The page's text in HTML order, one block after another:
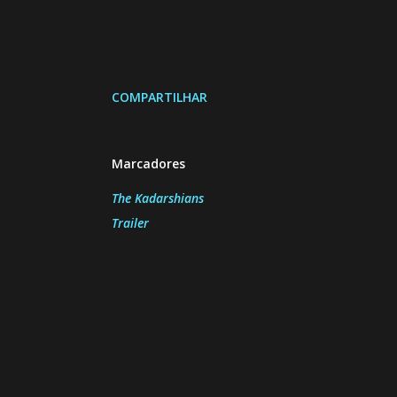
COMPARTILHAR
Marcadores
The Kadarshians
Trailer